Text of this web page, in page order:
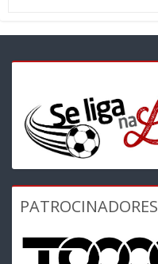
PATROCINADORES